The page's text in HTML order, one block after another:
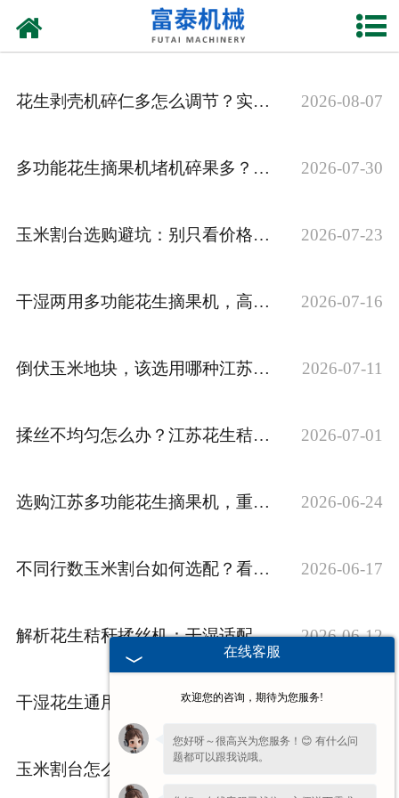
产品中心
资质荣誉
联系我们
花生剥壳机碎仁多怎么调节？实操技巧 2026-08-07
多功能花生摘果机堵机碎果多？原因及解决办法 2026-07-30
玉米割台选购避坑：别只看价格，重点看这几项 2026-07-23
干湿两用多功能花生摘果机，高摘净率如何实现 2026-07-16
倒伏玉米地块，该选用哪种江苏玉米割台 2026-07-11
揉丝不均匀怎么办？江苏花生秸秆揉丝机选型技巧 2026-07-01
选购江苏多功能花生摘果机，重点看摘净率还是破损率 2026-06-24
不同行数玉米割台如何选配？看完再入手不踩坑 2026-06-17
解析花生秸秆揉丝机：干湿适配与揉丝成型原理 2026-06-12
干湿花生通用摘果机，找生产厂家看这几项 2026-06-05
在线客服
欢迎您的咨询，期待为您服务!
您好呀～很高兴为您服务！😊 有什么问
题都可以跟我说哦。